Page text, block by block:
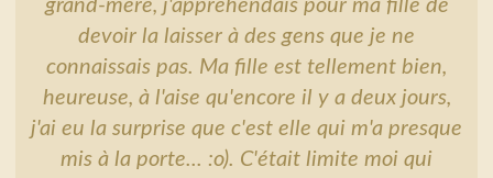
grand-mère, j'appréhendais pour ma fille de
devoir la laisser à des gens que je ne
connaissais pas. Ma fille est tellement bien,
heureuse, à l'aise qu'encore il y a deux jours,
j'ai eu la surprise que c'est elle qui m'a presque
mis à la porte... :o). C'était limite moi qui